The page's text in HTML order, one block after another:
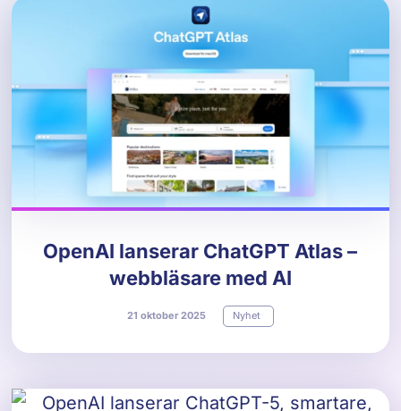
OpenAI lanserar ChatGPT Atlas –
webbläsare med AI
21 oktober 2025 Nyhet